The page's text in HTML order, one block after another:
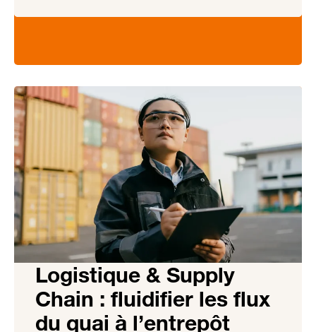
Logistique & Supply
Chain : fluidifier les flux
du quai à l’entrepôt